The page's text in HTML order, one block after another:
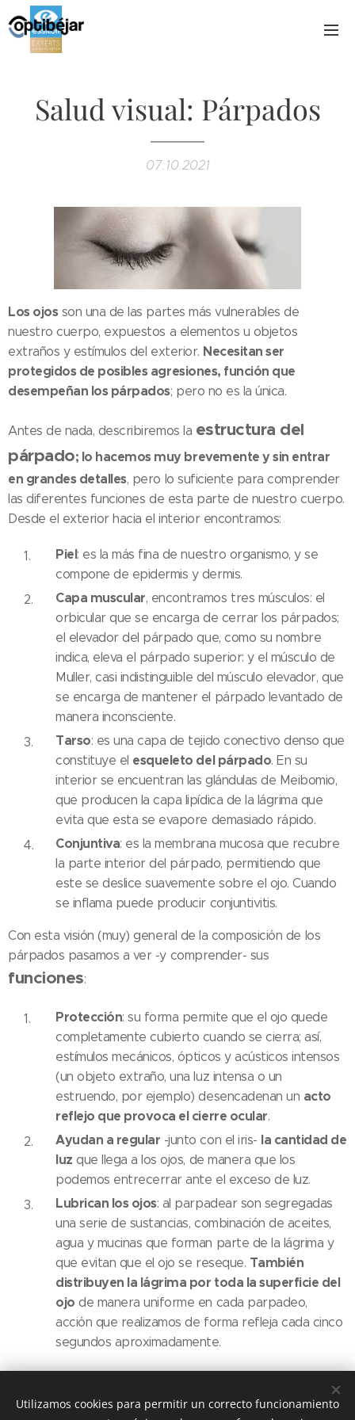
Salud visual: Párpados
07.10.2021
Los ojosson una de las partes más vulnerables de
nuestro cuerpo, expuestos a elementos u objetos
extraños y estímulos del exterior. Necesitan ser
protegidos de posibles agresiones, función que
desempeñan los párpados; pero no es la única.
Antes de nada, describiremos la estructura del
párpado; lo hacemos muy brevemente y sin entrar
en grandes detalles, pero lo suficiente para comprender
las diferentes funciones de esta parte de nuestro cuerpo.
Desde el exterior hacia el interior encontramos:
Piel: es la más fina de nuestro organismo, y se
compone de epidermis y dermis.
Capa muscular, encontramos tres músculos: el
orbicular que se encarga de cerrar los párpados;
el elevador del párpado que, como su nombre
indica, eleva el párpado superior: y el músculo de
Muller, casi indistinguible del músculo elevador, que
se encarga de mantener el párpado levantado de
manera inconsciente.
Tarso: es una capa de tejido conectivo denso que
constituye el esqueleto del párpado. En su
interior se encuentran las glándulas de Meibomio,
que producen la capa lipídica de la lágrima que
evita que esta se evapore demasiado rápido.
Conjuntiva: es la membrana mucosa que recubre
la parte interior del párpado, permitiendo que
este se deslice suavemente sobre el ojo. Cuando
se inflama puede producir conjuntivitis.
Con esta visión (muy) general de la composición de los
párpados pasamos a ver -y comprender- sus
funciones:
Protección: su forma permite que el ojo quede
completamente cubierto cuando se cierra; así,
estímulos mecánicos, ópticos y acústicos intensos
(un objeto extraño, una luz intensa o un
estruendo, por ejemplo) desencadenan un acto
reflejo que provoca el cierre ocular.
Ayudan a regular -junto con el iris- la cantidad de
luz que llega a los ojos, de manera que los
podemos entrecerrar ante el exceso de luz.
Lubrican los ojos: al parpadear son segregadas
una serie de sustancias, combinación de aceites,
agua y mucinas que forman parte de la lágrima y
que evitan que el ojo se reseque. También
distribuyen la lágrima por toda la superficie del
ojo de manera uniforme en cada parpadeo,
acción que realizamos de forma refleja cada cinco
segundos aproximadamente.
Utilizamos cookies para permitir un correcto funcionamiento